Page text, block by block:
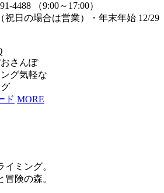
4488 （9:00～17:00）
祝日の場合は営業）・年末年始 12/29
おさんぽ
気軽な
ド MORE
イミング。
険の森。